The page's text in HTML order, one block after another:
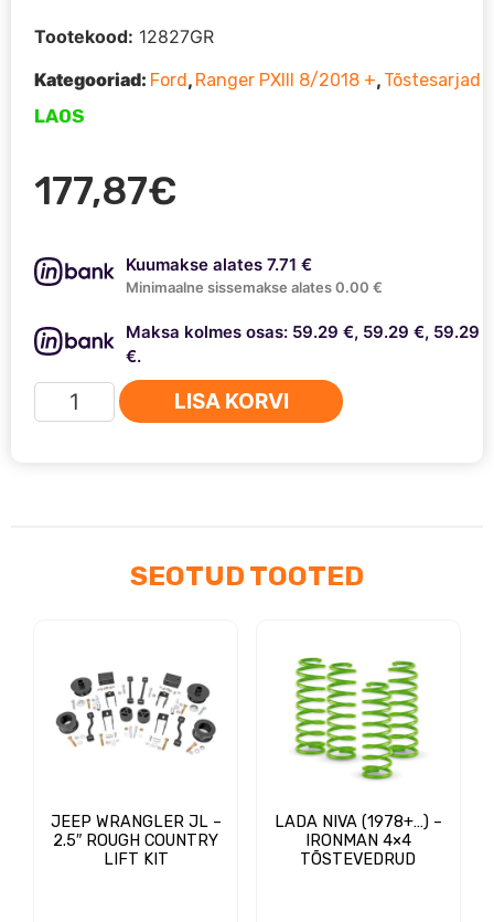
177,87€
Kuumakse alates 7.71 €
Minimaalne sissemakse alates 0.00 €
Maksa kolmes osas: 59.29 €, 59.29 €, 59.29
€.
Ford
Ranger
LISA KORVI
Tootekood: 12827GR
Kategooriad: Ford, Ranger PXIII 8/2018 +, Tõstesarjad
LAOS
SEOTUD TOOTED
JEEP WRANGLER JL –
2.5″ ROUGH COUNTRY
LIFT KIT
LADA NIVA (1978+…) –
IRONMAN 4×4
TÕSTEVEDRUD